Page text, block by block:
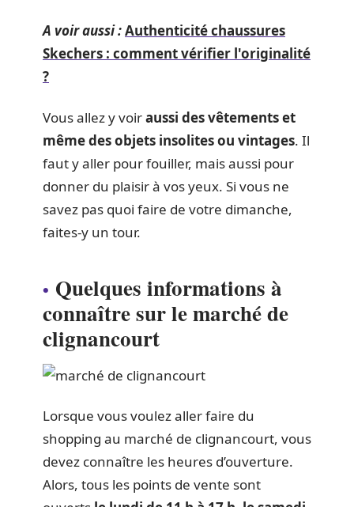
A voir aussi :Authenticité chaussures
Skechers : comment vérifier l'originalité
?
Vous allez y voiraussi des vêtements et
même des objets insolites ou vintages. Il
faut y aller pour fouiller, mais aussi pour
donner du plaisir à vos yeux. Si vous ne
savez pas quoi faire de votre dimanche,
faites-y un tour.
Quelques informations à
connaître sur le marché de
clignancourt
Lorsque vous voulez aller faire du
shopping au marché de clignancourt, vous
devez connaître les heures d’ouverture.
Alors, tous les points de vente sont